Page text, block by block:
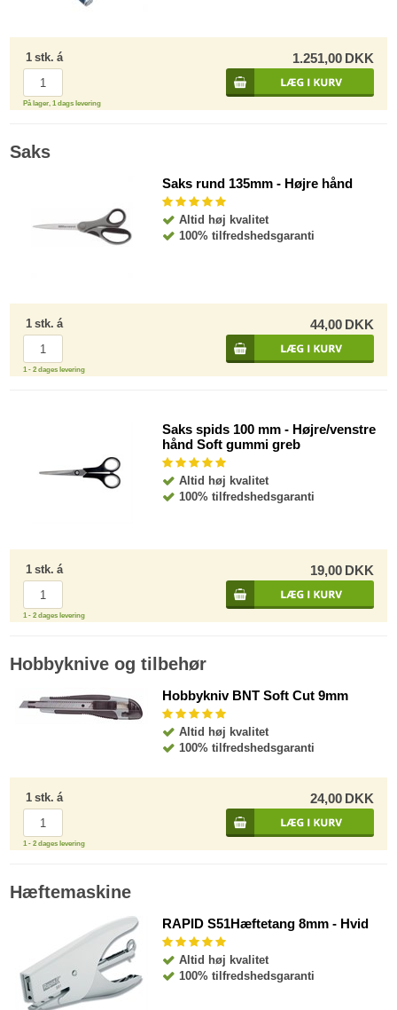
1 stk. á 1.251,00 DKK
På lager, 1 dags levering
Saks
Saks rund 135mm - Højre hånd
Altid høj kvalitet
100% tilfredshedsgaranti
1 stk. á 44,00 DKK
1 - 2 dages levering
Saks spids 100 mm - Højre/venstre
hånd Soft gummi greb
Altid høj kvalitet
100% tilfredshedsgaranti
1 stk. á 19,00 DKK
1 - 2 dages levering
Hobbyknive og tilbehør
Hobbykniv BNT Soft Cut 9mm
Altid høj kvalitet
100% tilfredshedsgaranti
1 stk. á 24,00 DKK
1 - 2 dages levering
Hæftemaskine
RAPID S51Hæftetang 8mm - Hvid
Altid høj kvalitet
100% tilfredshedsgaranti